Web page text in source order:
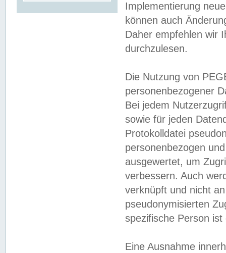
Implementierung
können auch
Daher empfehlen wir
durchzulesen.
Die Nutzung von
personenbezogener
Bei jedem
sowie für jeden
Protokolldatei
personenbezogen
ausgewertet, um
verbessern. Auch
verknüpft und nicht
pseudonymisierten
spezifische Person
Eine Ausnahme